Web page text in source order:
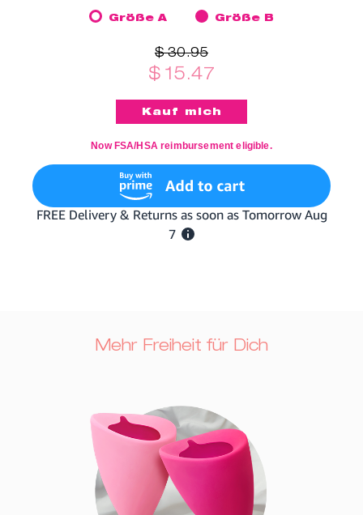
Größe A Größe B
$ 30.95
$ 15.47
Now FSA/HSA reimbursement eligible.
Mehr Freiheit für Dich